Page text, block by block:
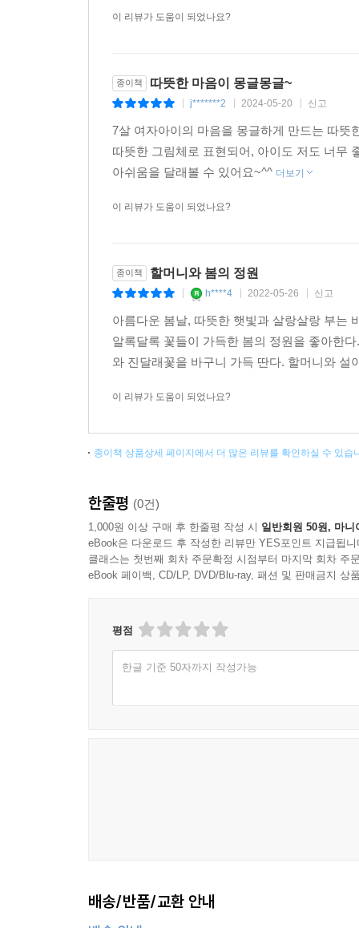
이 리뷰가 도움이 되었나요?
종이책 따뜻한 마음이 몽글몽글~
j*******2 2024-05-20 신고
7살 여자아이의 마음을 몽글하게 만드는 따뜻
따뜻한 그림체로 표현되어, 아이도 저도 너무
아쉬움을 달래볼 수 있어요~^^ 더보기
이 리뷰가 도움이 되었나요?
종이책 할머니와 봄의 정원
h****4 2022-05-26 신고
아름다운 봄날, 따뜻한 햇빛과 살랑살랑 부는
알록달록 꽃들이 가득한 봄의 정원을 좋아한
와 진달래꽃을 바구니 가득 딴다. 할머니와
이 리뷰가 도움이 되었나요?
종이책 상품상세 페이지에서 더 많은 리뷰를 확인하실 수 있습
한줄평 (0건)
1,000원 이상 구매 후 한줄평 작성 시 일반회원 50원, 마니
eBook은 다운로드 후 작성한 리뷰만 YES포인트 지급됩니
클래스는 첫번째 회차 주문확정 시점부터 마지막 회차 주
eBook 페이백, CD/LP, DVD/Blu-ray, 패션 및 판매금지 상
평점
한글 기준 50자까지 작성가능
배송/반품/교환 안내